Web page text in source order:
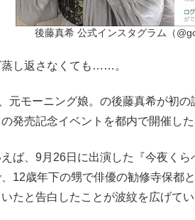
後藤真希 公式インスタグラム（
し返さなくても……。
元モーニング娘。の後藤真希が初の
の発売記念イベントを都内で開催した
ば、9月26日に出演した『今夜くら
12歳年下の甥で俳優の勧修寺保都
たと告白したことが波紋を広げてい